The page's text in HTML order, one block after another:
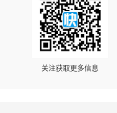
关注获取更多信息